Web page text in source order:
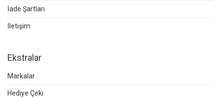
İade Şartları
İletişim
Ekstralar
Markalar
Hediye Çeki